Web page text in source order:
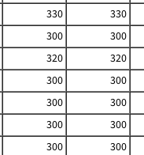
330 330
300 300
320 320
300 300
300 300
300 300
300 300